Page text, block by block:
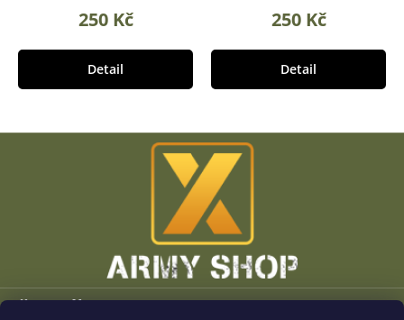
250 Kč
Detail
250 Kč
Detail
Z
Vše o nákupu